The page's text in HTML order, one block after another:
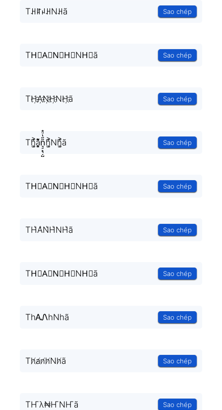
TꃅꍏꈤꃅNꃅã Sao chép
TH⃟A⃟N⃟H⃟NH⃟ã Sao chép
TH҉A҉N҉H҉NH҉ã Sao chép
Th͚̖̜̍̃͐a̘̫͈̭͌͛͌̇̇̍n͉̠̙͉̗̺̋̋̔ͧ̊h͚̖̜̍̃͐Nh͚̖̜̍̃͐ã Sao chép
TH⃗A⃗N⃗H⃗NH⃗ã Sao chép
TH͛A͛N͛H͛NH͛ã Sao chép
TH⃒A⃒N⃒H⃒NH⃒ã Sao chép
ThᎪᏁhNhã Sao chép
Th̸a̸n̸h̸Nh̸ã Sao chép
TҤλ₦ҤNҤã Sao chép